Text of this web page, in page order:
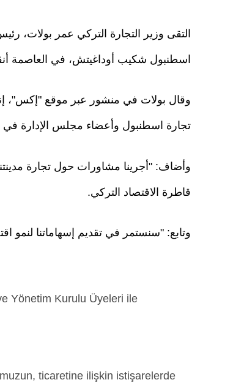
التقى وزير التجارة التركي عمر بولات،
اسطنبول شكيب أوداغيتش، في العاصمة
وقال بولات في منشور عبر موقع "إكس"،
تجارة اسطنبول وأعضاء مجلس الإدارة في
وأضاف: "أجرينا مشاورات حول تجارة
قاطرة الاقتصاد التركي.
وتابع: "سنستمر في تقديم إسهاماتنا لنمو
Yönetim Kurulu Üyeleri ile
ticaretine ilişkin istişarelerde